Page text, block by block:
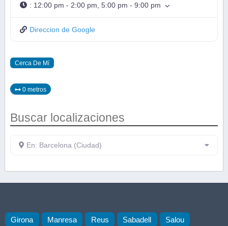
: 12:00 pm - 2:00 pm, 5:00 pm - 9:00 pm
Direccion de Google
Cerca De Mí
0 metros
Buscar localizaciones
En: Barcelona (Ciudad)
Girona Manresa Reus Sabadell Salou